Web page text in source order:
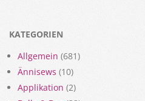
KATEGORIEN
Allgemein (681)
Ännisews (10)
Applikation (2)